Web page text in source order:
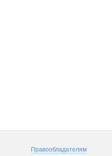
Правообладателям